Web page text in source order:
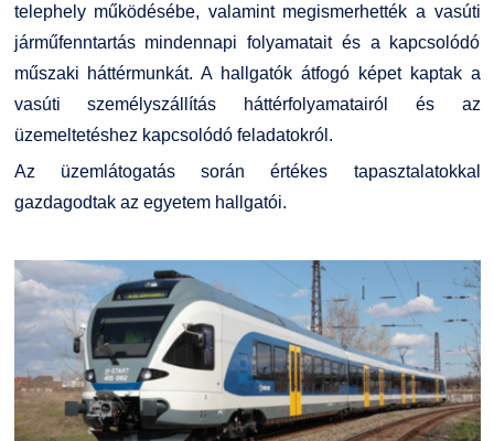
telephely működésébe, valamint megismerhették a vasúti
járműfenntartás mindennapi folyamatait és a kapcsolódó
műszaki háttérmunkát. A hallgatók átfogó képet kaptak a
vasúti személyszállítás háttérfolyamatairól és az
üzemeltetéshez kapcsolódó feladatokról.
Az üzemlátogatás során értékes tapasztalatokkal
gazdagodtak az egyetem hallgatói.